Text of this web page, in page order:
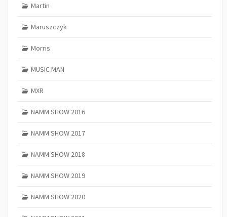
Martin
Maruszczyk
Morris
MUSIC MAN
MXR
NAMM SHOW 2016
NAMM SHOW 2017
NAMM SHOW 2018
NAMM SHOW 2019
NAMM SHOW 2020